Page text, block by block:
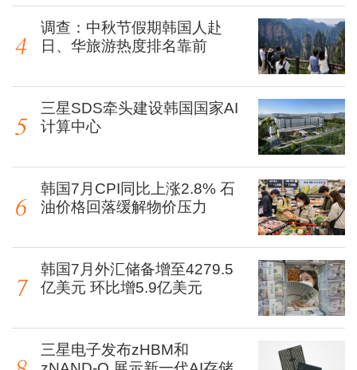
调查：中秋节假期韩国人赴
日、华旅游热度排名靠前
三星SDS牵头建设韩国国家AI
计算中心
韩国7月CPI同比上涨2.8% 石
油价格回落缓解物价压力
韩国7月外汇储备增至4279.5
亿美元 环比增5.9亿美元
三星电子发布zHBM和